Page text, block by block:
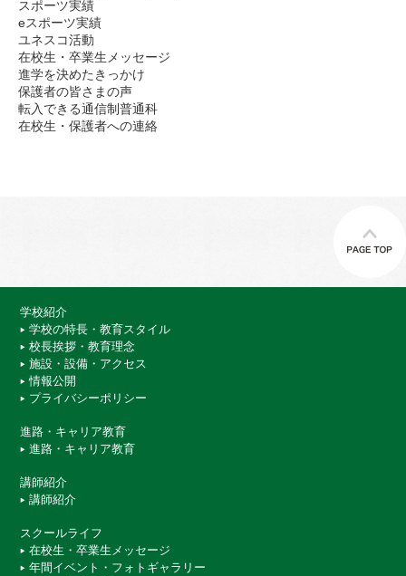
スポーツ実績
eスポーツ実績
ユネスコ活動
在校生・卒業生メッセージ
進学を決めたきっかけ
保護者の皆さまの声
転入できる通信制普通科
在校生・保護者への連絡
学校紹介
学校の特長・教育スタイル
校長挨拶・教育理念
施設・設備・アクセス
情報公開
プライバシーポリシー
進路・キャリア教育
進路・キャリア教育
講師紹介
講師紹介
スクールライフ
在校生・卒業生メッセージ
年間イベント・フォトギャラリー